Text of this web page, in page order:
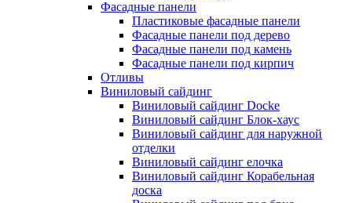
Фасадные панели
Пластиковые фасадные панели
Фасадные панели под дерево
Фасадные панели под камень
Фасадные панели под кирпич
Отливы
Виниловый сайдинг
Виниловый сайдинг Docke
Виниловый сайдинг Блок-хаус
Виниловый сайдинг для наружной
отделки
Виниловый сайдинг елочка
Виниловый сайдинг Корабельная
доска